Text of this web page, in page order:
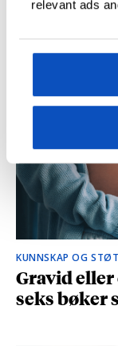
relevant ads
og
KUNNSKAP OG
Gravid eller
seks bøker